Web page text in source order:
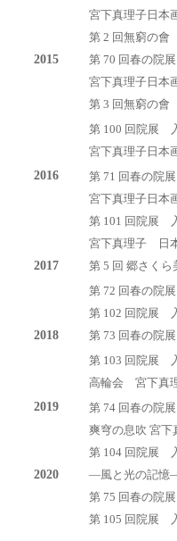
宮下真理子日本
第 2 回無窮の會
2015
第 70 回春の院
宮下真理子日本
第 3 回無窮の會
第 100 回院展
宮下真理子日本
2016
第 71 回春の院
宮下真理子日本
第 101 回院展
宮下真理子 日
2017
第 5 回 郷さく
第 72 回春の院
第 102 回院展
2018
第 73 回春の院
第 103 回院展
高輪会 宮下真
2019
第 74 回春の院
爽穹の息吹 宮下
第 104 回院展
2020
―風と光の記憶
第 75 回春の院
第 105 回院展